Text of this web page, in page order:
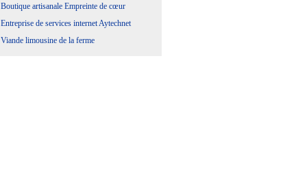
Boutique artisanale Empreinte de cœur
Entreprise de services internet Aytechnet
Viande limousine de la ferme